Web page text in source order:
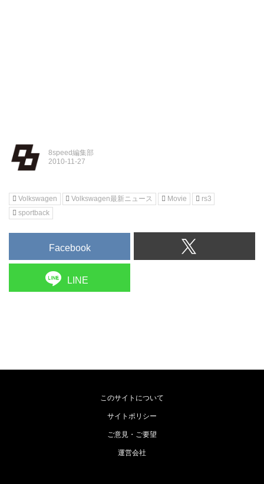
8speed編集部
Volkswagen Volkswagen最新ニュース Movie
rs3
sportback
Facebook
LINE
このサイトについて
サイトポリシー
ご意見・ご要望
運営会社